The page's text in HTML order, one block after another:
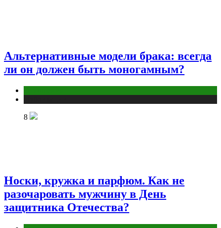
Альтернативные модели брака: всегда
ли он должен быть моногамным?
8
Носки, кружка и парфюм. Как не
разочаровать мужчину в День
защитника Отечества?